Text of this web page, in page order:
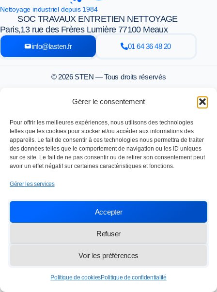
Gérer le consentement
Pour offrir les meilleures expériences, nous utilisons des technologies
telles que les cookies pour stocker et/ou accéder aux informations des
appareils. Le fait de consentir à ces technologies nous permettra de traiter
des données telles que le comportement de navigation ou les ID uniques
sur ce site. Le fait de ne pas consentir ou de retirer son consentement peut
avoir un effet négatif sur certaines caractéristiques et fonctions.
Gérer les services
Accepter
Refuser
Voir les préférences
Politique de cookiesPolitique de confidentialité
Nettoyage industriel depuis 1984
SOC TRAVAUX ENTRETIEN NETTOYAGE
Paris,13 rue des Frères Lumière 77100 Meaux
info@lasten.fr 01 64 36 48 20
© 2026 STEN — Tous droits réservés